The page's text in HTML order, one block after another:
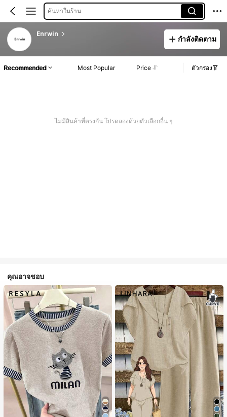
ค้นหาในร้าน
Enrwin
กำลังติดตาม
Recommended Most Popular Price ตัวกรอง
ไม่มีสินค้าที่ตรงกัน โปรดลองด้วยตัวเลือกอื่น ๆ
คุณอาจชอบ